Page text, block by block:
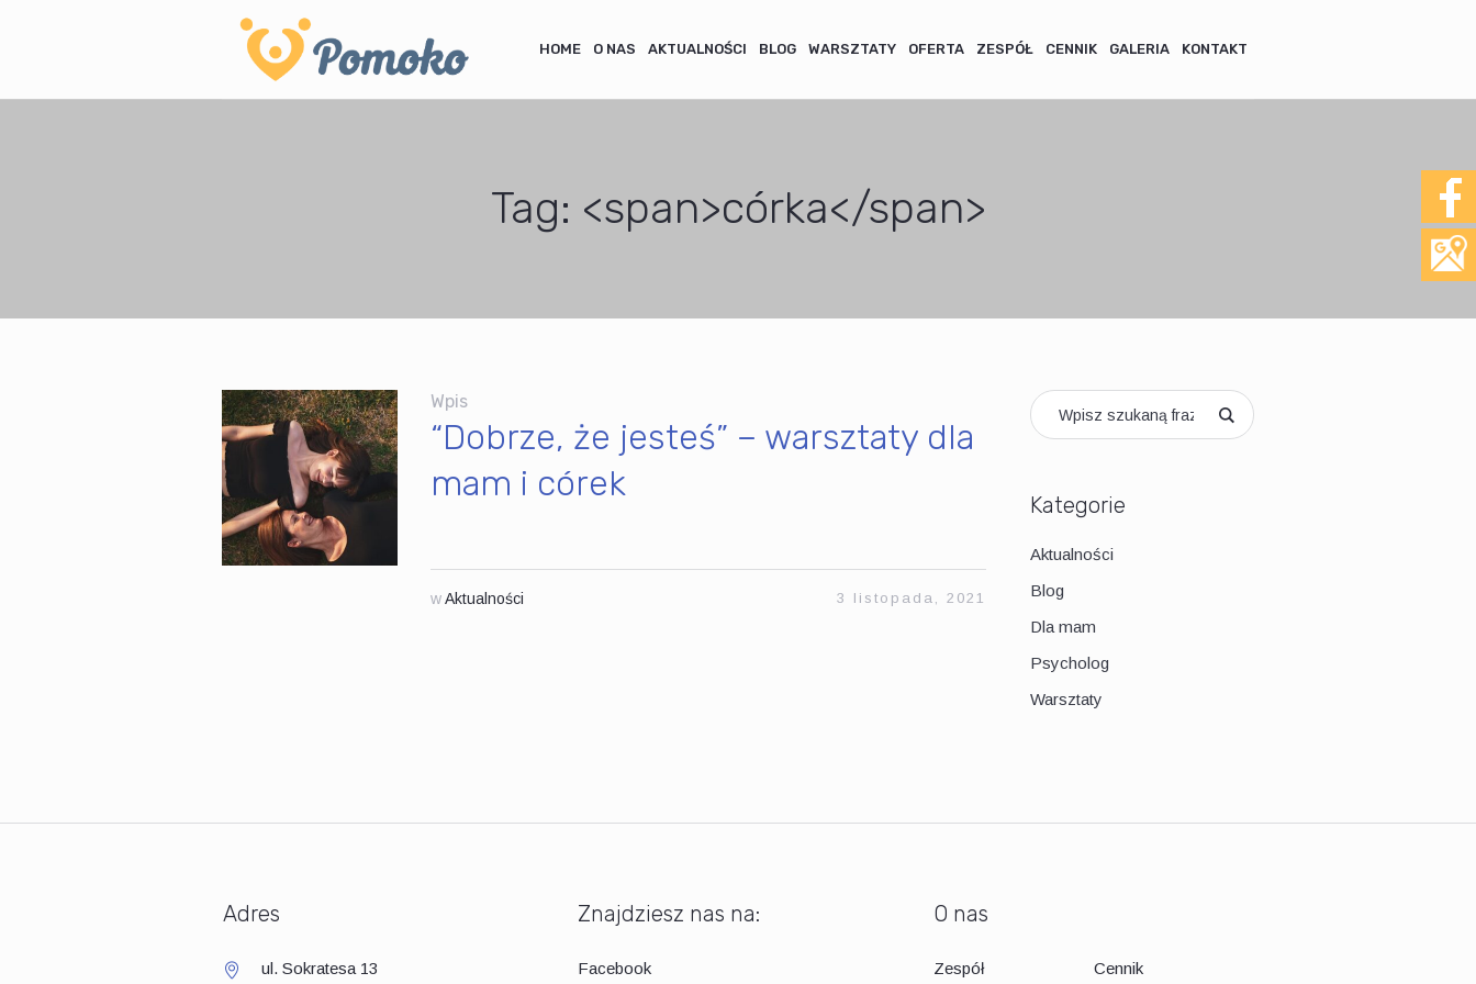
HOME O NAS AKTUALNOŚCI BLOG WARSZTATY OFERTA ZESPÓŁ CENNIK GALERIA KONTAKT
Tag: <span>córka</span>
Wpis
“Dobrze, że jesteś” – warsztaty dla
mam i córek
wAktualności 3 listopada, 2021
Kategorie
Aktualności
Blog
Dla mam
Psycholog
Warsztaty
Adres
ul. Sokratesa 13
Znajdziesz nas na:
Facebook
O nas
Zespół Cennik